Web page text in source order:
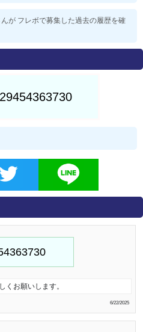
が フレボで募集した過去の履歴を確
くお願いします。
6/22/2025